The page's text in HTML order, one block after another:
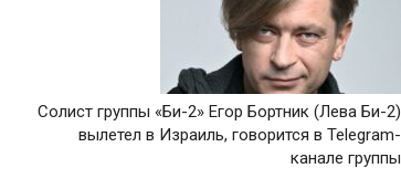
Солист группы «Би-2» Егор Бортник (Лева Би-2)
вылетел в Израиль, говорится в Telegram-
канале группы